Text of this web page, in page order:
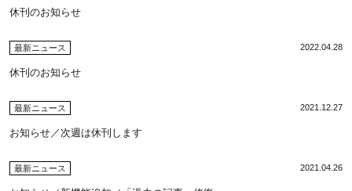
休刊のお知らせ
最新ニュース 2022.04.28
休刊のお知らせ
最新ニュース 2021.12.27
お知らせ／次週は休刊します
最新ニュース 2021.04.26